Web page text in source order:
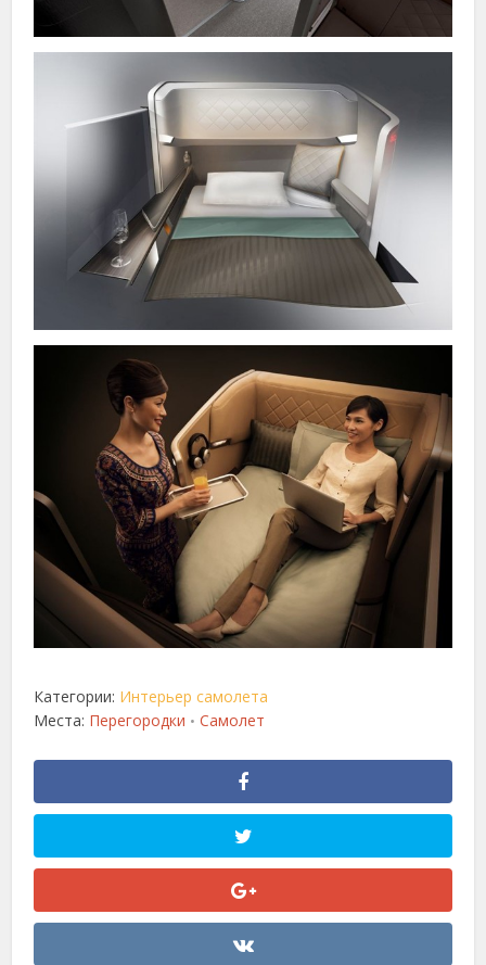
Категории: Интерьер самолета
Места: Перегородки • Самолет